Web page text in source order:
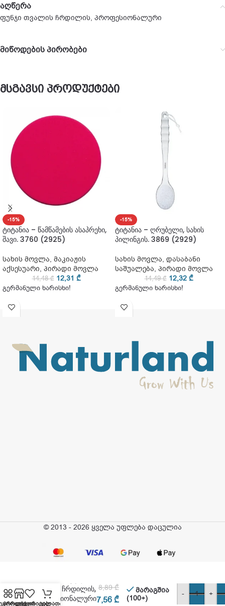
აღწერა
ფუნჯი თვალის ჩრდილის, პროფესიონალური
მიწოდების პირობები
მსგავსი პროდუქტები
-15%
ტიტანია – წამწამების ასაპრეხი,
შავი. 3760 (2925)
სახის მოვლა, მაკიაჟის
აქსესუარი, პირადი მოვლა
14,48₾ 12,31 ₾
გერმანული ხარისხი!
-15%
ტიტანია – ღრუბელი, სახის
პილინგის. 3869 (2929)
სახის მოვლა, დასაბანი
საშუალება, პირადი მოვლა
14,49₾ 12,32 ₾
გერმანული ხარისხი!
© 2013 - 2026 ყველა უფლება დაცულია
პროდუქცია
ფავორიტებიკალათა
თვალის ჩრდილის,
პროფესიონალური
8,89₾
7,56₾
მარაგშია
(100+)
- +